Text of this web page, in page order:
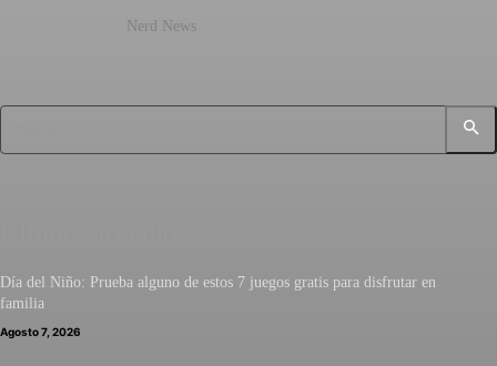
Nerd News
Día del Niño: Prueba alguno de estos 7 juegos gratis para disfrutar en
familia
Agosto 7, 2026